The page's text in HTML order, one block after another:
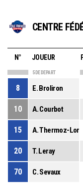
CENTRE
N° JOUEUR
5 DE DEPART
8 E. Broliron
10 A. Courbot
15 A. Thermoz-
20 T. Leray
70 C. Sevaux